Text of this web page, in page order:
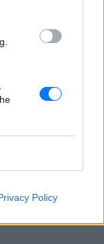
Policy